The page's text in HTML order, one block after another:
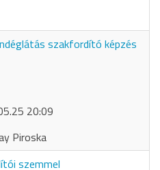
szakfordító képzés
20:09
Piroska
szemmel